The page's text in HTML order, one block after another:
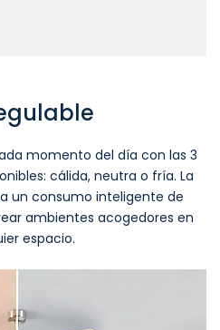
momento del día con las 3
cálida, neutra o fría. La
un consumo inteligente de
ambientes acogedores en
espacio.